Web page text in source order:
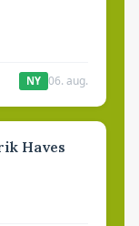
NY 06. aug.
Haves